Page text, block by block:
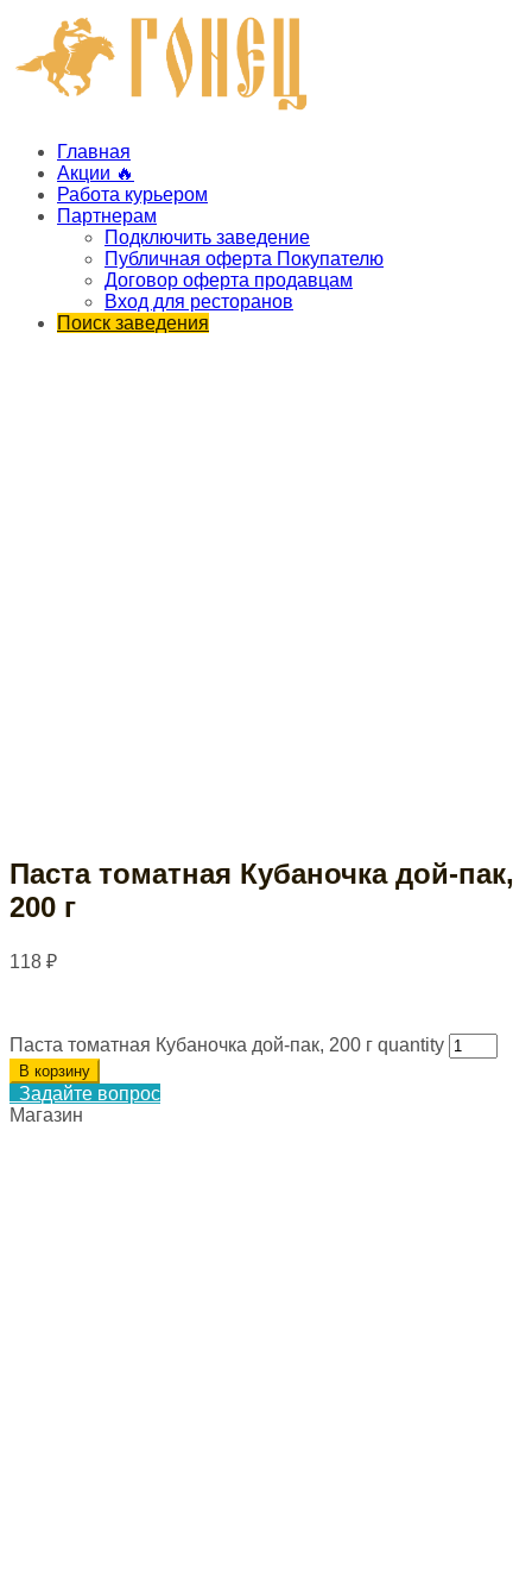
Главная
Акции 🔥
Работа курьером
Партнерам
Подключить заведение
Публичная оферта Покупателю
Договор оферта продавцам
Вход для ресторанов
Поиск заведения
Паста томатная Кубаночка дой-пак,
200 г
118 ₽
Паста томатная Кубаночка дой-пак, 200 г quantity
В корзину
Задайте вопрос
Магазин